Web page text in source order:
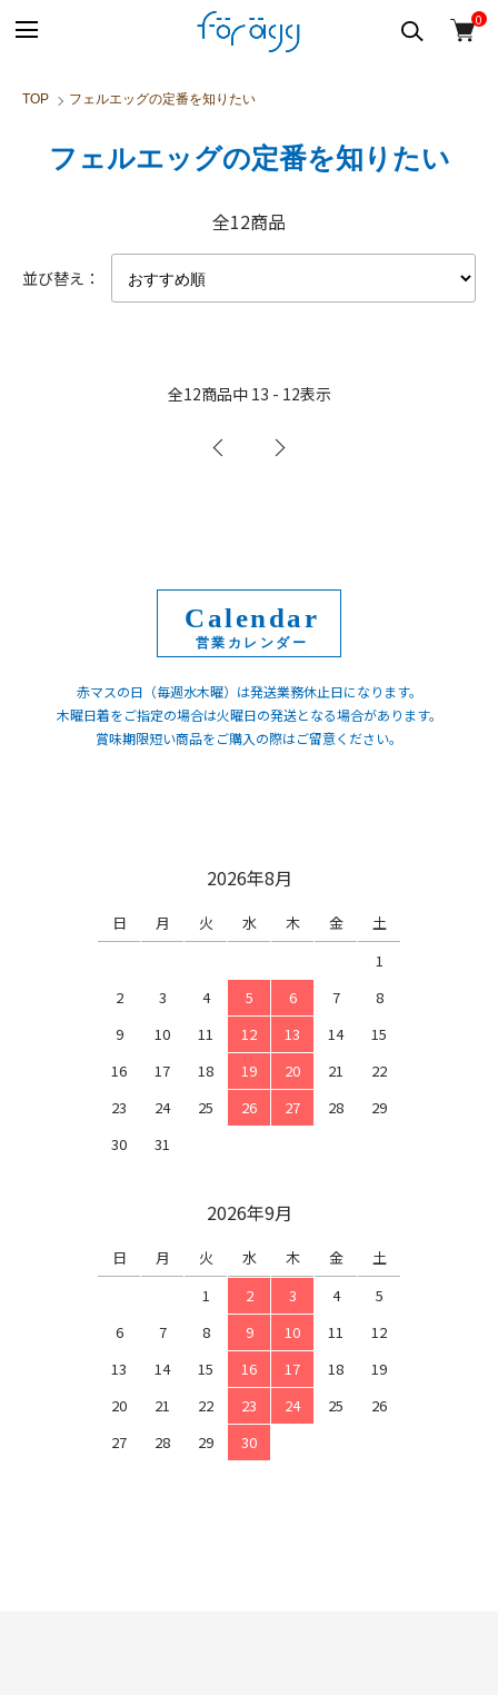
0
TOP フェルエッグの定番を知りたい
フェルエッグの定番を知りたい
全12商品
並び替え：
全12商品中 13 - 12表示
Calendar
赤マスの日（毎週水木曜）は発送業務休止日になります。
木曜日着をご指定の場合は火曜日の発送となる場合があります。
賞味期限短い商品をご購入の際はご留意ください。
2026年8月
日 月 火 水 木 金
土
1
2
3 4 5 6 7
8
9
10 11 12 13 14
15
16
17 18 19 20 21
22
23
24 25 26 27 28
29
30
31
2026年9月
日 月 火 水 木 金
土
1
2 3 4
5
6
7 8 9 10 11
12
13
14 15 16 17 18
19
20
21 22 23 24 25
26
27
28 29 30